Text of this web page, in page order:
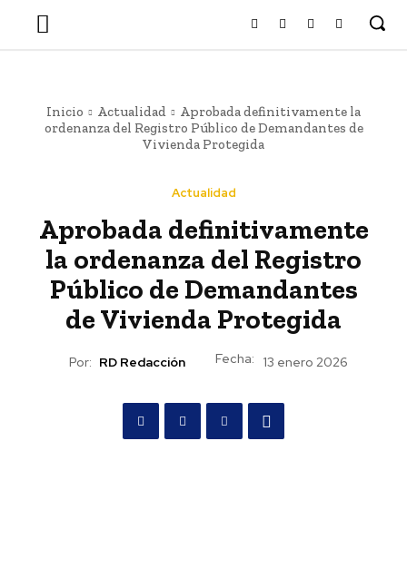
Inicio Actualidad
Aprobada definitivamente la
ordenanza del Registro Público de Demandantes de
Vivienda Protegida
Actualidad
Aprobada definitivamente
la ordenanza del Registro
Público de Demandantes
de Vivienda Protegida
Por: RD Redacción Fecha: 13 enero 2026